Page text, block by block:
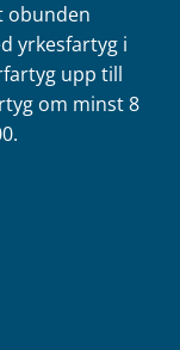
obunden
yrkesfartyg i
upp till
om minst 8